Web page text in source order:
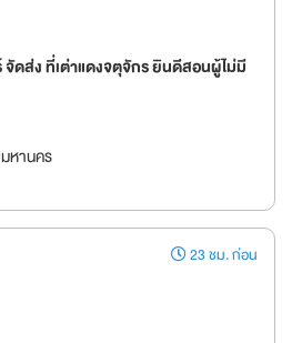
จัดส่ง ที่เต่าแดงจตุจักร ยินดีสอนผู้ไม่มี
หานคร
23 ชม. ก่อน